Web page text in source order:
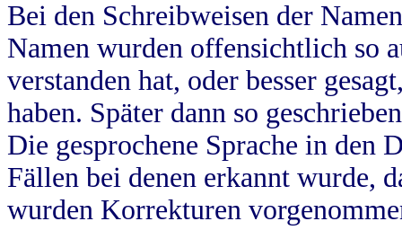
Bei den Schreibweisen der
Namen wurden offensichtlich so
verstanden hat, oder besser
haben. Später dann so
Die gesprochene Sprache in
Fällen bei denen erkannt wurde,
wurden Korrekturen